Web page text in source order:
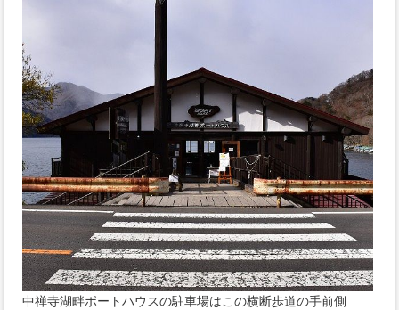
中禅寺湖畔ボートハウスの駐車場はこの横断歩道の手前側